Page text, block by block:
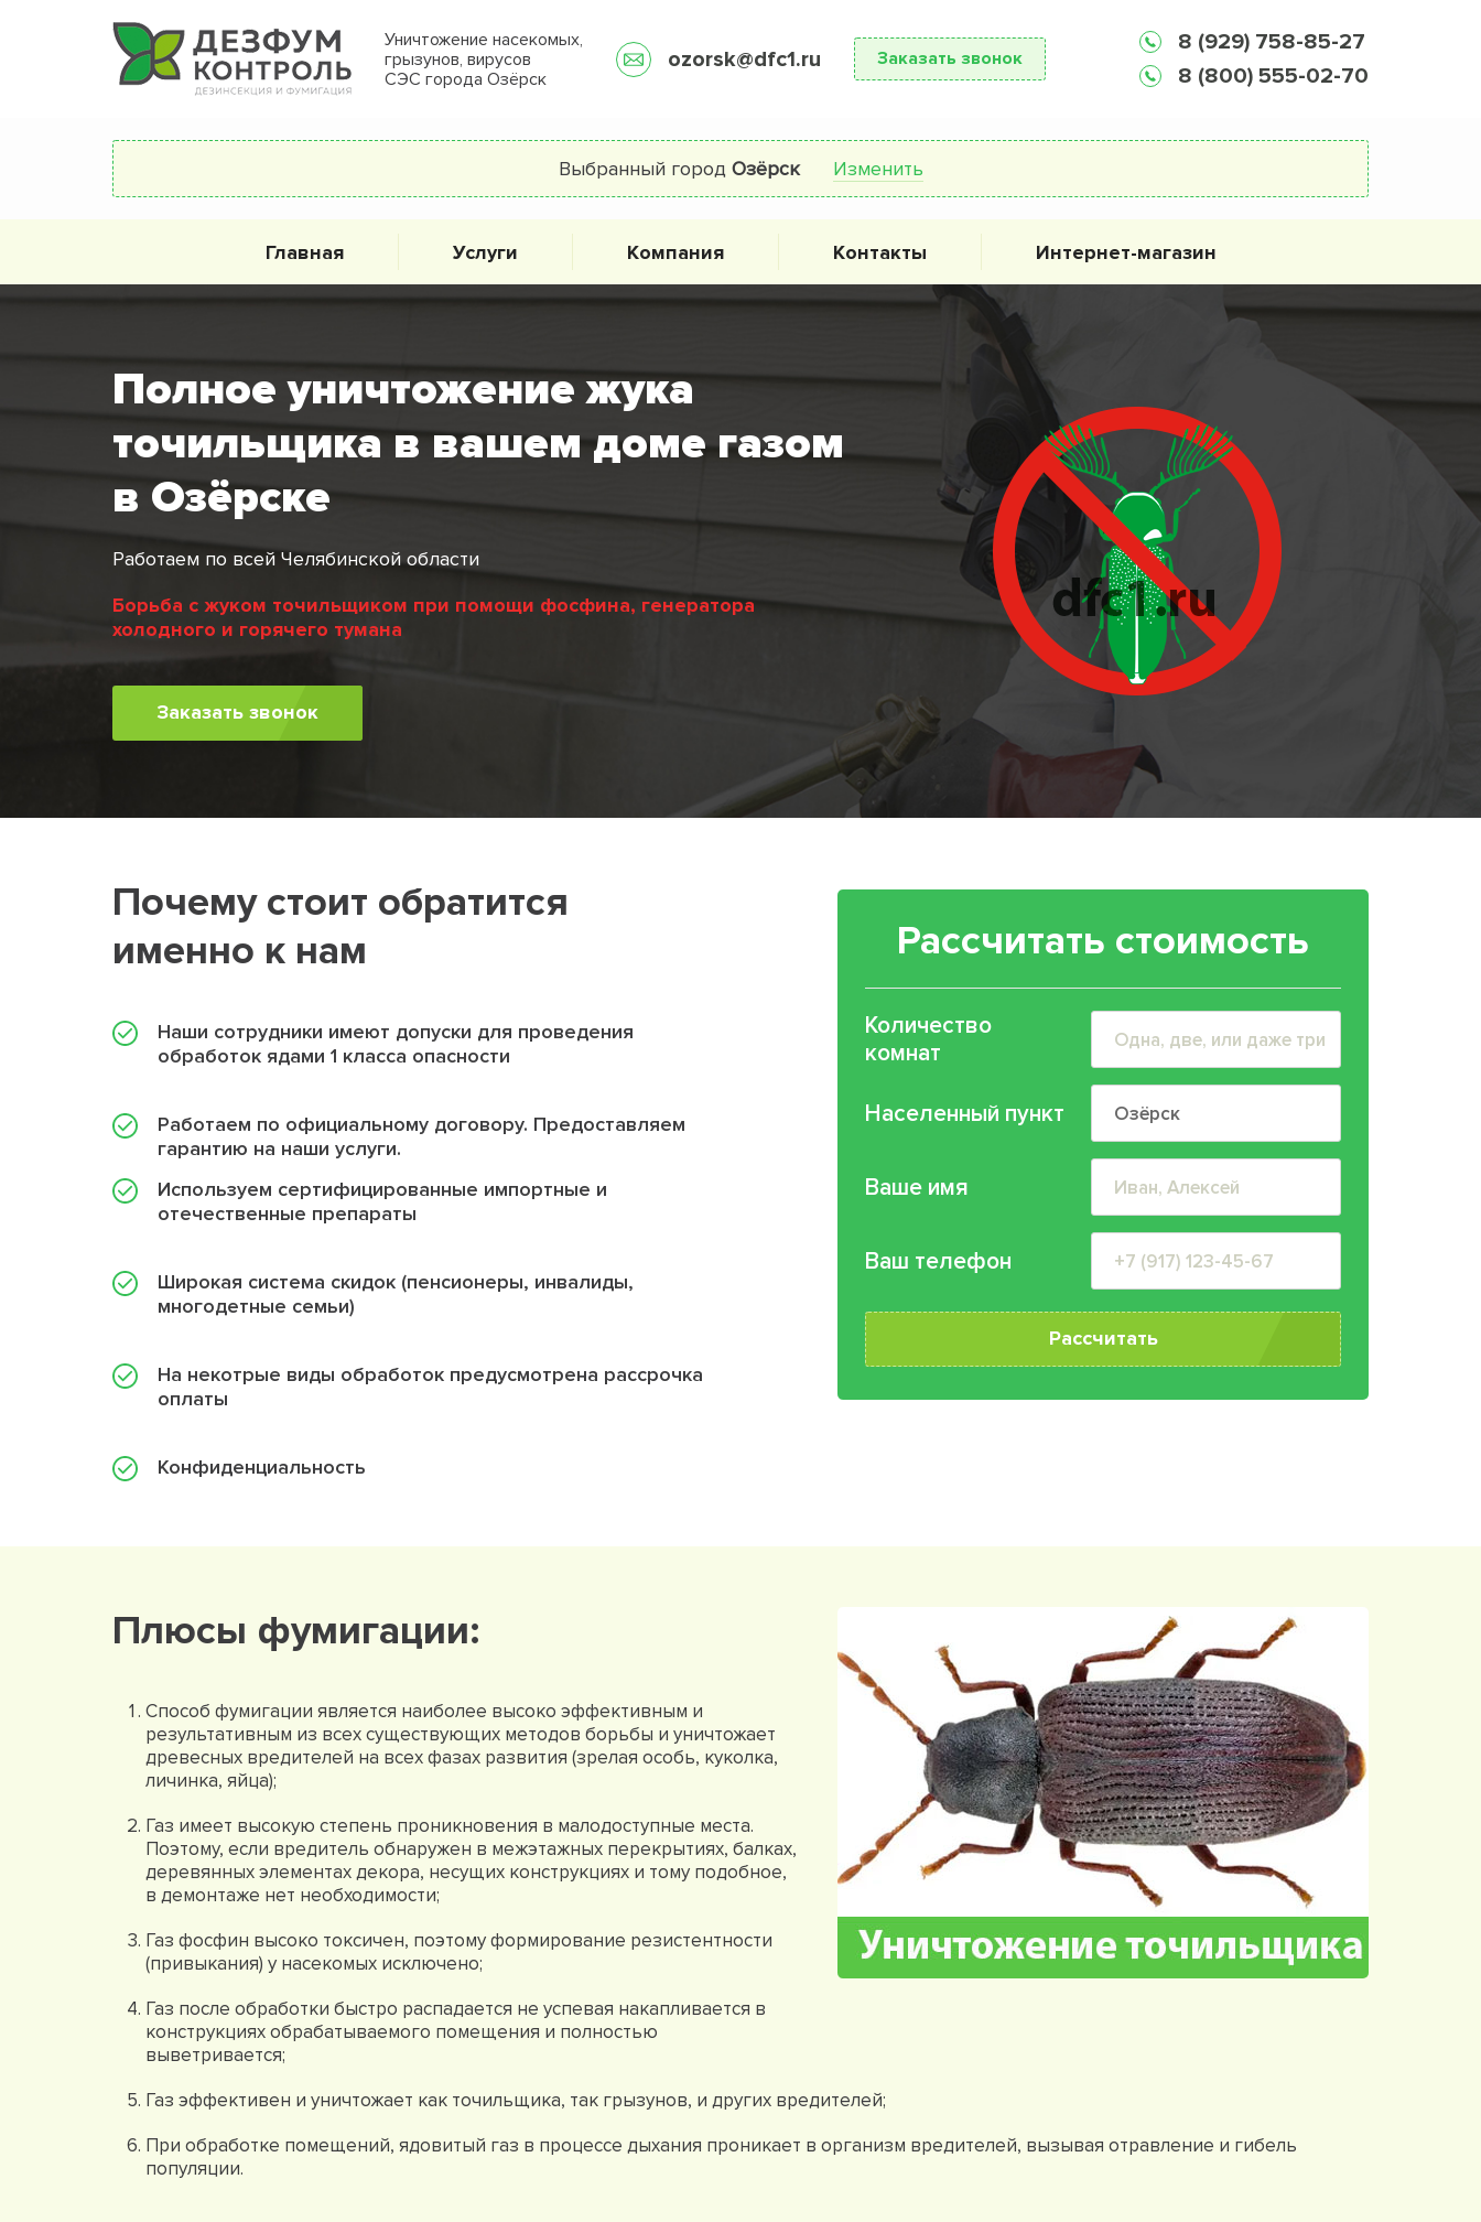
Уничтожение насекомых,
грызунов, вирусов
СЭС города Озёрск
ozorsk@dfc1.ru Заказать звонок
8 (929) 758-85-27
8 (800) 555-02-70
Выбранный город Озёрск Изменить
Главная Услуги Компания Контакты Интернет-магазин
Полное уничтожение жука
точильщика в вашем доме газом
в Озёрске
Работаем по всей Челябинской области
Борьба с жуком точильщиком при помощи фосфина, генератора
холодного и горячего тумана
Заказать звонок
Почему стоит обратится
именно к нам
Наши сотрудники имеют допуски для проведения
обработок ядами 1 класса опасности
Работаем по официальному договору. Предоставляем
гарантию на наши услуги.
Используем сертифицированные импортные и
отечественные препараты
Широкая система скидок (пенсионеры, инвалиды,
многодетные семьи)
На некотрые виды обработок предусмотрена рассрочка
оплаты
Конфиденциальность
Рассчитать стоимость
Количество
комнат
Населенный пункт
Ваше имя
Ваш телефон
Рассчитать
Плюсы фумигации:
Способ фумигации является наиболее высоко эффективным и
результативным из всех существующих методов борьбы и уничтожает
древесных вредителей на всех фазах развития (зрелая особь, куколка,
личинка, яйца);
Газ имеет высокую степень проникновения в малодоступные места.
Поэтому, если вредитель обнаружен в межэтажных перекрытиях, балках,
деревянных элементах декора, несущих конструкциях и тому подобное,
в демонтаже нет необходимости;
Газ фосфин высоко токсичен, поэтому формирование резистентности
(привыкания) у насекомых исключено;
Газ после обработки быстро распадается не успевая накапливается в
конструкциях обрабатываемого помещения и полностью
выветривается;
Газ эффективен и уничтожает как точильщика, так грызунов, и других вредителей;
При обработке помещений, ядовитый газ в процессе дыхания проникает в организм вредителей, вызывая отравление и гибель
популяции.